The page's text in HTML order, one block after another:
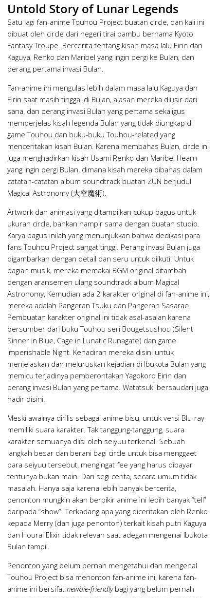
Untold Story of Lunar Legends
Satu lagi fan-anime Touhou Project buatan circle, dan kali ini
dibuat oleh circle dari negeri tirai bambu bernama Kyoto
Fantasy Troupe. Bercerita tentang kisah masa lalu Eirin dan
Kaguya, Renko dan Maribel yang ingin pergi ke Bulan, dan
perang pertama invasi Bulan.
Fan-anime ini mengulas lebih dalam masa lalu Kaguya dan
Eirin saat masih tinggal di Bulan, alasan mereka diusir dari
sana, dan perang invasi Bulan yang pertama sekaligus
memperjelas kisah legenda Bulan yang tidak diungkap di
game Touhou dan buku-buku Touhou-related yang
menceritakan kisah Bulan. Karena membahas Bulan, circle ini
juga menghadirkan kisah Usami Renko dan Maribel Hearn
yang ingin pergi Bulan, dimana kisah mereka dibahas dalam
catatan-catatan album soundtrack buatan ZUN berjudul
Magical Astronomy (大空魔術).
Artwork dan animasi yang ditampilkan cukup bagus untuk
ukuran circle, bahkan hampir sama dengan buatan studio.
Karya bagus inilah yang menunjukkan bahwa dedikasi para
fans Touhou Project sangat tinggi. Perang invasi Bulan juga
digambarkan dengan detail dan seru untuk diikuti. Untuk
bagian musik, mereka memakai BGM original ditambah
dengan aransemen ulang soundtrack album Magical
Astronomy, Kemudian ada 2 karakter original di fan-anime ini,
mereka adalah Pangeran Tsuku dan Pangeran Sasarae.
Pembuatan karakter original ini tidak asal-asalan karena
bersumber dari buku Touhou seri Bougetsushou (Silent
Sinner in Blue, Cage in Lunatic Runagate) dan game
Imperishable Night. Kehadiran mereka disini untuk
menjelaskan dan meluruskan kejadian di Ibukota Bulan yang
memicu terjadinya pemberontakan Yagokoro Eirin dan
perang invasi Bulan yang pertama. Watatsuki bersaudari juga
hadir disini.
Meski awalnya dirilis sebagai anime bisu, untuk versi Blu-ray
memiliki suara karakter. Tak tanggung-tanggung, suara
karakter semuanya diisi oleh seiyuu terkenal. Sebuah
langkah besar dan berani bagi circle untuk bisa menggaet
para seiyuu tersebut, mengingat fee yang harus dibayar
tentunya bukan main. Dari segi cerita, secara umum tidak
masalah. Hanya saja karena lebih banyak bercerita,
penonton mungkin akan berpikir anime ini lebih banyak “tell”
daripada “show”. Terkadang apa yang diceritakan oleh Renko
kepada Merry (dan juga penonton) terkait kisah putri Kaguya
dan Hourai Elixir tidak relevan saat adegan mengenai Ibukota
Bulan tampil.
Penonton yang belum pernah mengetahui dan mengenal
Touhou Project bisa menonton fan-anime ini, karena fan-
anime ini bersifat newbie-friendlybagi yang belum pernah